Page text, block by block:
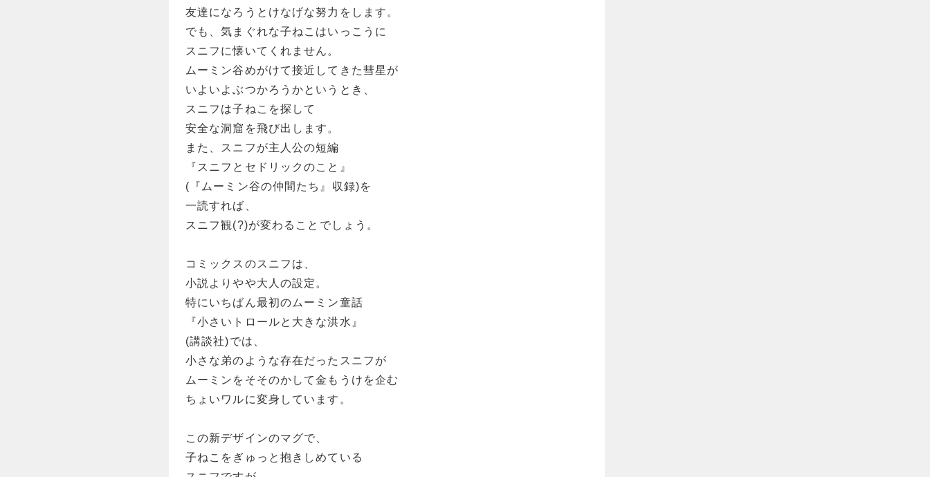
友達になろうとけなげな努力をします。
でも、気まぐれな子ねこはいっこうに
スニフに懐いてくれません。
ムーミン谷めがけて接近してきた彗星が
いよいよぶつかろうかというとき、
スニフは子ねこを探して
安全な洞窟を飛び出します。
また、スニフが主人公の短編
『スニフとセドリックのこと』
(『ムーミン谷の仲間たち』収録)を
一読すれば、
スニフ観(?)が変わることでしょう。
コミックスのスニフは、
小説よりやや大人の設定。
特にいちばん最初のムーミン童話
『小さいトロールと大きな洪水』
(講談社)では、
小さな弟のような存在だったスニフが
ムーミンをそそのかして金もうけを企む
ちょいワルに変身しています。
この新デザインのマグで、
子ねこをぎゅっと抱きしめている